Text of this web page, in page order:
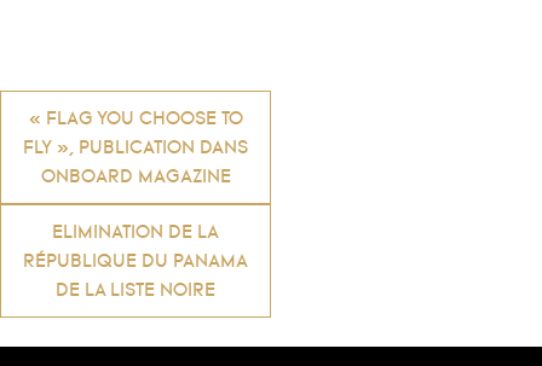
Navigation
de
l’article
« FLAG YOU CHOOSE TO
FLY », PUBLICATION DANS
ONBOARD MAGAZINE
ELIMINATION DE LA
RÉPUBLIQUE DU PANAMA
DE LA LISTE NOIRE